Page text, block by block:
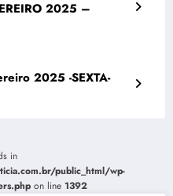
2025 –
2025 -SEXTA-
in
public_html/wp-
on line 1392